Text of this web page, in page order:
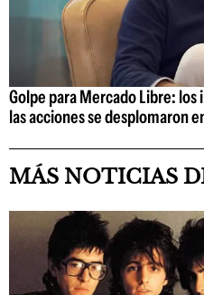
Golpe para Mercado Libre:
las acciones se desplomaron
MÁS NOTICIAS